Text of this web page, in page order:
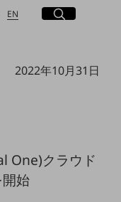
本語
EN Englishサイト内検索
開く
2022年10月31日
One)クラウド
始